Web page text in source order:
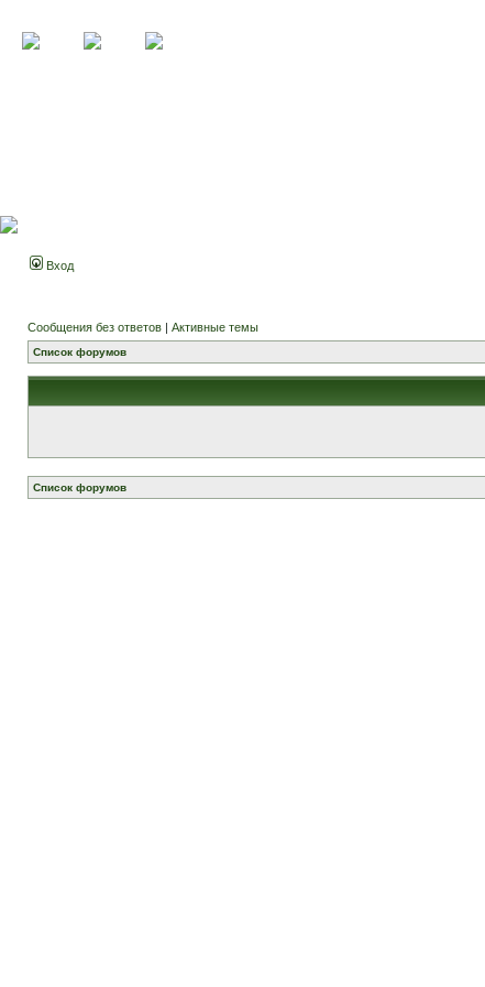
Вход
Сообщения без ответов | Активные темы
Список форумов
Список форумов